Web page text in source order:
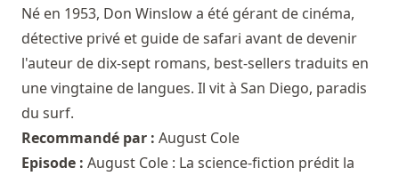
Né en 1953, Don Winslow a été gérant de cinéma,
détective privé et guide de safari avant de devenir
l'auteur de dix-sept romans, best-sellers traduits en
une vingtaine de langues. Il vit à San Diego, paradis
du surf.
Recommandé par : August Cole
Episode : August Cole : La science-fiction prédit la